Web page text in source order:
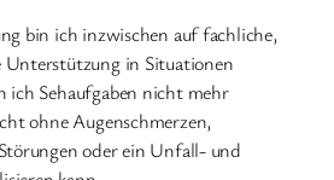
bin ich inzwischen auf fachliche,
Unterstützung in Situationen
ich Sehaufgaben nicht mehr
ohne Augenschmerzen,
oder ein Unfall- und